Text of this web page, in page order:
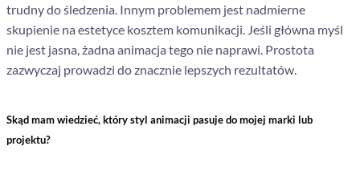
trudny do śledzenia. Innym problemem jest nadmierne
skupienie na estetyce kosztem komunikacji. Jeśli główna myśl
nie jest jasna, żadna animacja tego nie naprawi. Prostota
zazwyczaj prowadzi do znacznie lepszych rezultatów.
Skąd mam wiedzieć, który styl animacji pasuje do mojej marki lub
projektu?